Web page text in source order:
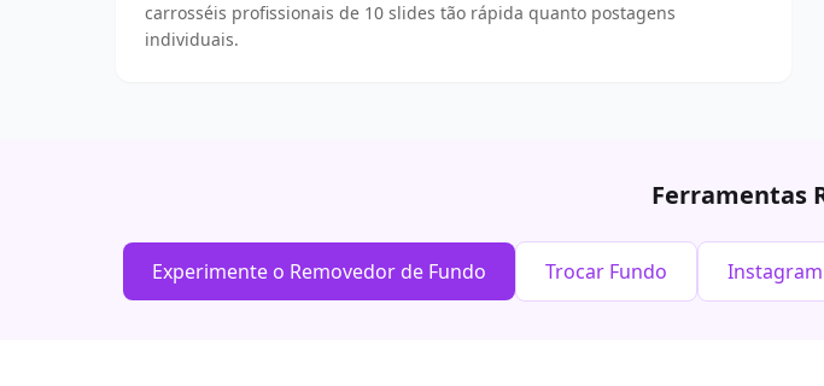
carrosséis profissionais de 10 slides tão rápida quanto postagens
individuais.
Ferramentas
Experimente o Removedor de Fundo Trocar Fundo Instagram